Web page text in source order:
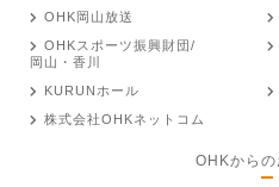
OHK岡山放送
OHKスポーツ振興財団/
岡山・香川
KURUNホール
株式会社OHKネットコム
OHKから